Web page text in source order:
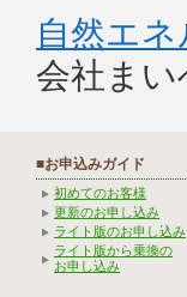
自然エ
会社ま
■お申込みガイド
初めてのお客様
更新のお申し込み
ライト版のお申し込み
ライト版から乗換の
お申し込み